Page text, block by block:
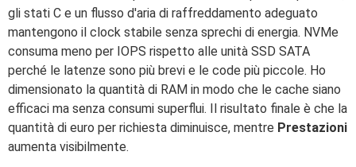
gli stati C e un flusso d'aria di raffreddamento adeguato
mantengono il clock stabile senza sprechi di energia. NVMe
consuma meno per IOPS rispetto alle unità SSD SATA
perché le latenze sono più brevi e le code più piccole. Ho
dimensionato la quantità di RAM in modo che le cache siano
efficaci ma senza consumi superflui. Il risultato finale è che la
quantità di euro per richiesta diminuisce, mentre Prestazioni
aumenta visibilmente.